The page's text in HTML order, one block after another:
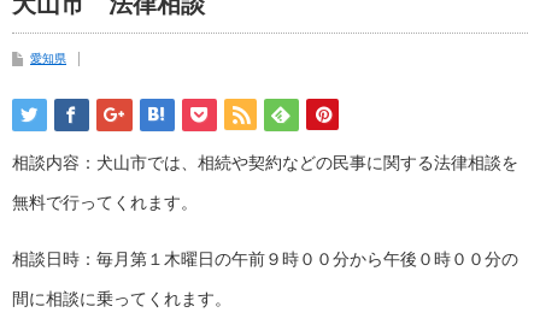
愛知県
相談内容：犬山市では、相続や契約などの民事に関する法律相談を
無料で行ってくれます。
相談日時：毎月第１木曜日の午前９時００分から午後０時００分の
間に相談に乗ってくれます。